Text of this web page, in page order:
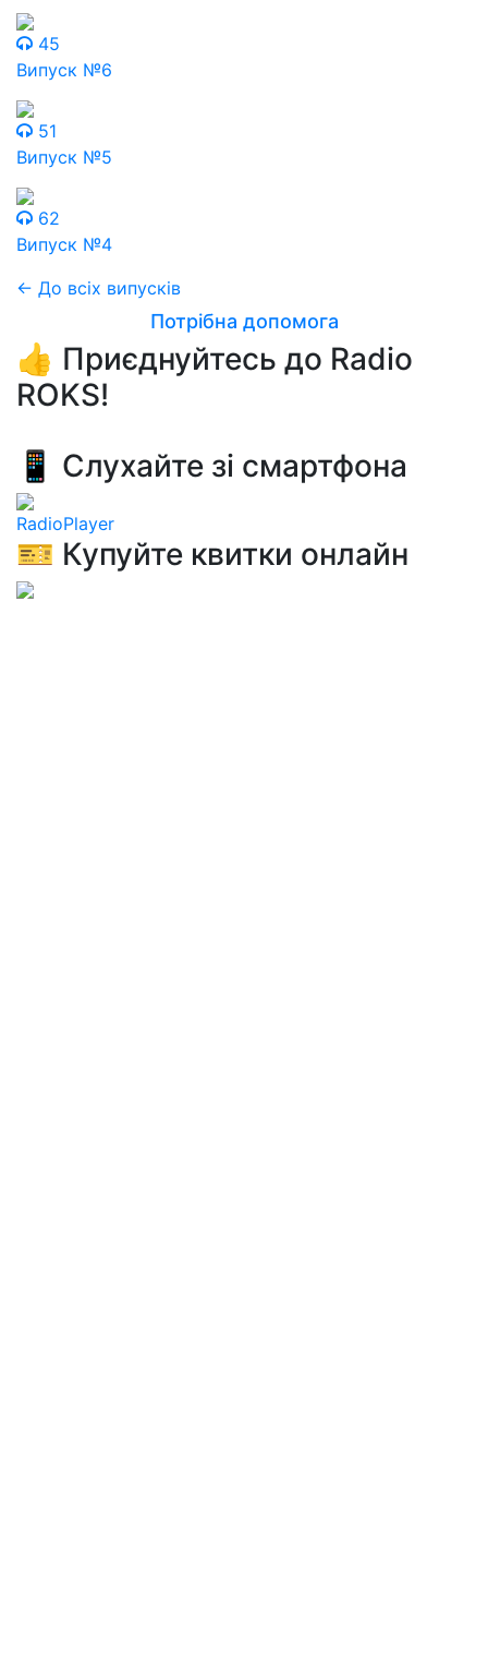
45
Випуск №6
51
Випуск №5
62
Випуск №4
← До всіх випусків
Потрібна допомога
👍 Приєднуйтесь до Radio
ROKS!
📱 Слухайте зі смартфона
RadioPlayer
🎫 Купуйте квитки онлайн